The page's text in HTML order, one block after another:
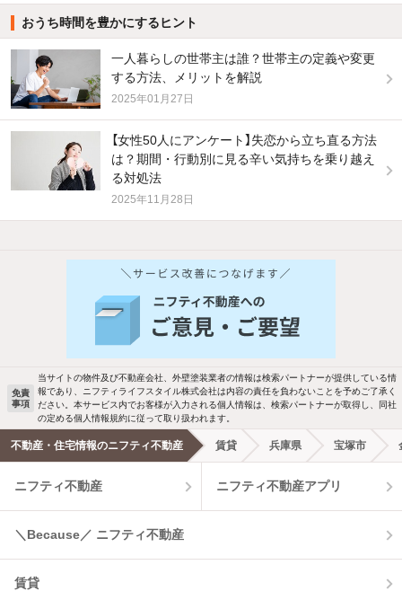
おうち時間を豊かにするヒント
一人暮らしの世帯主は誰？世帯主の定義や変更
する方法、メリットを解説
2025年01月27日
【女性50人にアンケート】失恋から立ち直る方法
は？期間・行動別に見る辛い気持ちを乗り越え
る対処法
2025年11月28日
バス・トイレ別 2階以上
洗濯機置場あり 独立洗面台
エアコンあり 都市ガス
温水洗浄便座 オートロック
コンロ2口以上
免責
事項
当サイトの物件及び不動産会社、外壁塗装業者の情報は検索パートナーが提供している情
報であり、ニフティライフスタイル株式会社は内容の責任を負わないことを予めご了承く
ださい。本サービス内でお客様が入力される個人情報は、検索パートナーが取得し、同社
の定める個人情報規約に従って取り扱われます。
不動産・住宅情報のニフティ不動産 賃貸 兵庫県 宝塚市
ニフティ不動産 ニフティ不動産アプリ
＼Because／ ニフティ不動産
賃貸